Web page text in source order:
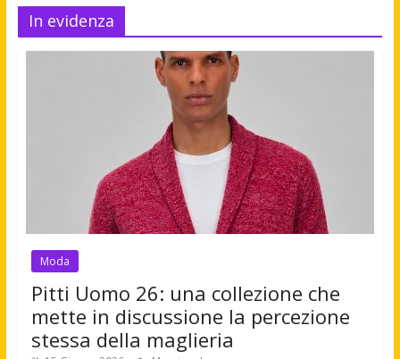
In evidenza
Moda
Pitti Uomo 26: una collezione che
mette in discussione la percezione
stessa della maglieria